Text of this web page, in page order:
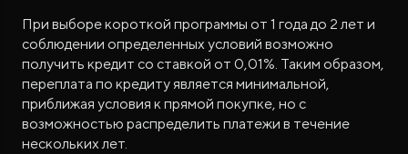
При выборе короткой программы от 1 года до 2 лет и
соблюдении определенных условий возможно
получить кредит со ставкой от 0,01%. Таким образом,
переплата по кредиту является минимальной,
приближая условия к прямой покупке, но с
возможностью распределить платежи в течение
нескольких лет.